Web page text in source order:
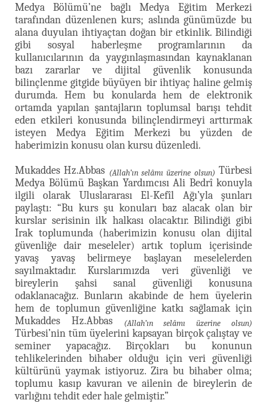
Medya Bölümü’ne bağlı Medya Eğitim Merkezi
tarafından düzenlenen kurs; aslında günümüzde bu
alana duyulan ihtiyaçtan doğan bir etkinlik. Bilindiği
gibi sosyal haberleşme programlarının da
kullanıcılarının da yaygınlaşmasından kaynaklanan
bazı zararlar ve dijital güvenlik konusunda
bilinçlenme gitgide büyüyen bir ihtiyaç haline gelmiş
durumda. Hem bu konularda hem de elektronik
ortamda yapılan şantajların toplumsal barışı tehdit
eden etkileri konusunda bilinçlendirmeyi arttırmak
isteyen Medya Eğitim Merkezi bu yüzden de
haberimizin konusu olan kursu düzenledi.
Mukaddes Hz.Abbas (Allah’ın selâmı üzerine olsun) Türbesi
Medya Bölümü Başkan Yardımcısı Ali Bedrî konuyla
ilgili olarak Uluslararası El-Kefîl Ağı’yla şunları
paylaştı: “Bu kurs şu konuları baz alacak olan bir
kurslar serisinin ilk halkası olacaktır. Bilindiği gibi
Irak toplumunda (haberimizin konusu olan dijital
güvenliğe dair meseleler) artık toplum içerisinde
yavaş yavaş belirmeye başlayan meselelerden
sayılmaktadır. Kurslarımızda veri güvenliği ve
bireylerin şahsi sanal güvenliği konusuna
odaklanacağız. Bunların akabinde de hem üyelerin
hem de toplumun güvenliğine katkı sağlamak için
Mukaddes Hz.Abbas
(Allah’ın selâmı üzerine olsun)
Türbesi’nin tüm üyelerini kapsayan birçok çalıştay ve
seminer yapacağız. Birçokları bu konunun
tehlikelerinden bihaber olduğu için veri güvenliği
kültürünü yaymak istiyoruz. Zira bu bihaber olma;
toplumu kasıp kavuran ve ailenin de bireylerin de
varlığını tehdit eder hale gelmiştir.”